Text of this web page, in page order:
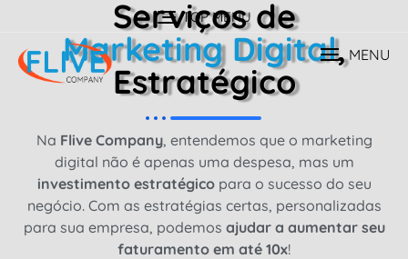
TOP MENU
MENU
Serviços de
Marketing Digital,
Estratégico
Na Flive Company, entendemos que o marketing
digital não é apenas uma despesa, mas um
investimento estratégicopara o sucesso do seu
negócio. Com as estratégias certas, personalizadas
para sua empresa, podemos ajudar a aumentar seu
faturamento em até 10x!